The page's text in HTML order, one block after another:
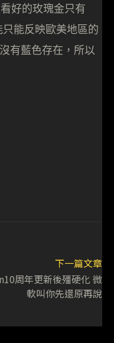
好的玫瑰金只有
能反映歐美地區的
有藍色存在，所以
下一篇文章
周年更新後殭硬化 微
軟叫你先還原再說